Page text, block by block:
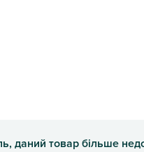
даний товар більше